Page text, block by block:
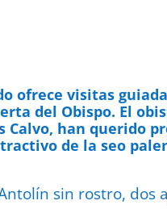
ofrece visitas
del Obispo. El
Calvo, han querido
de la seo
sin rostro, dos